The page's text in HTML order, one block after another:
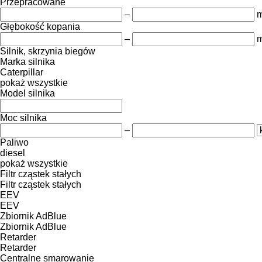
–
Głębokość kopania
–
Silnik, skrzynia biegów
Marka silnika
Caterpillar
pokaż wszystkie
Model silnika
Moc silnika
–
Paliwo
diesel
pokaż wszystkie
Filtr cząstek stałych
Filtr cząstek stałych
EEV
EEV
Zbiornik AdBlue
Zbiornik AdBlue
Retarder
Retarder
Centralne smarowanie